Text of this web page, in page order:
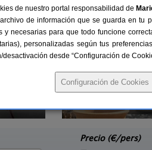
de Caleta de Famara
Los 4
Precio (€/pers)
de nuestro portal responsabilidad de
de información que se guarda en
necesarias para que todo funcione
personalizadas según tus
desde “Configuración de